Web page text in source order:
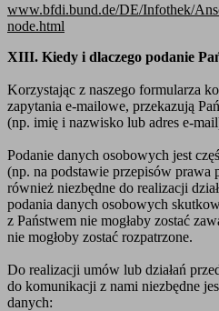
www.bfdi.bund.de/DE/Infothek/
node.html
XIII. Kiedy i dlaczego podanie
Korzystając z naszego formularza
zapytania e-mailowe, przekazują
(np. imię i nazwisko lub adres e-
Podanie danych osobowych jest
(np. na podstawie przepisów prawa
również niezbędne do realizacji
podania danych osobowych
z Państwem nie mogłaby zostać
nie mogłoby zostać rozpatrzone.
Do realizacji umów lub działań
do komunikacji z nami niezbędne
danych: